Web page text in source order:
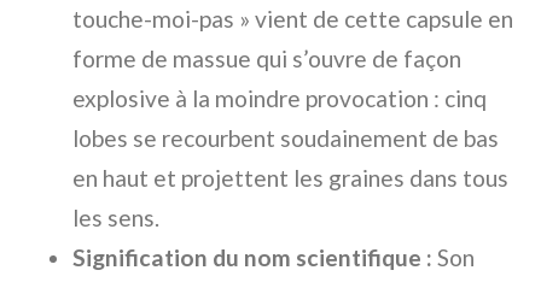
touche-moi-pas » vient de cette capsule en
forme de massue qui s’ouvre de façon
explosive à la moindre provocation : cinq
lobes se recourbent soudainement de bas
en haut et projettent les graines dans tous
les sens.
Signification du nom scientifique : Son